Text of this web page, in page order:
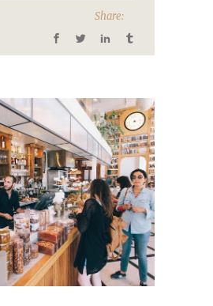
Share: